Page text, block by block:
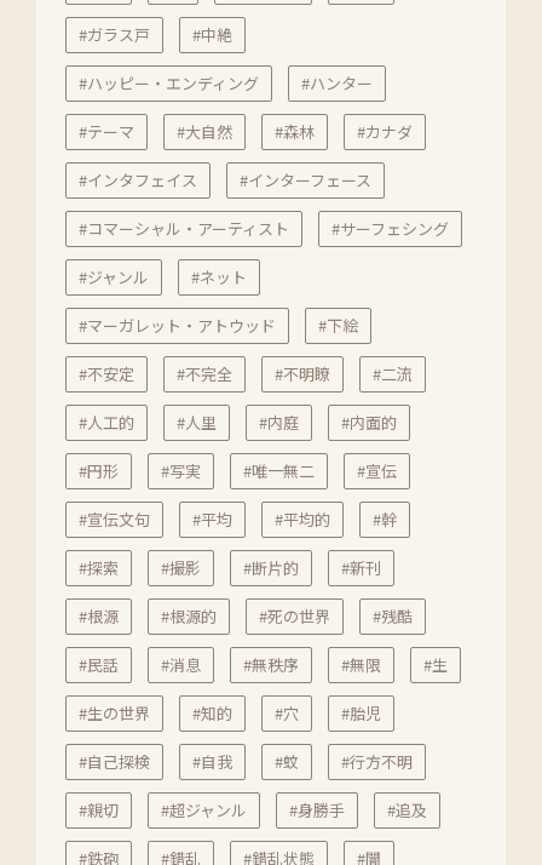
#ガラス戸 #中絶
#ハッピー・エンディング #ハンター
#テーマ #大自然 #森林 #カナダ
#インタフェイス #インターフェース
#コマーシャル・アーティスト #サーフェシング
#ジャンル #ネット
#マーガレット・アトウッド #下絵
#不安定 #不完全 #不明瞭 #二流
#人工的 #人里 #内庭 #内面的
#円形 #写実 #唯一無二 #宣伝
#宣伝文句 #平均 #平均的 #幹
#探索 #撮影 #断片的 #新刊
#根源 #根源的 #死の世界 #残酷
#民話 #消息 #無秩序 #無限 #生
#生の世界 #知的 #穴 #胎児
#自己探検 #自我 #蚊 #行方不明
#親切 #超ジャンル #身勝手 #追及
#鉄砲 #錯乱 #錯乱状態 #闇